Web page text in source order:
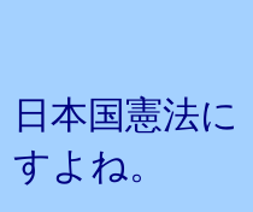
日本国憲法
すよね。